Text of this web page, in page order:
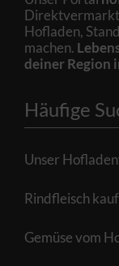
Hofladen,
machen.
deiner Region
Häufige
Unser
Rindfleisch
Gemüse vom